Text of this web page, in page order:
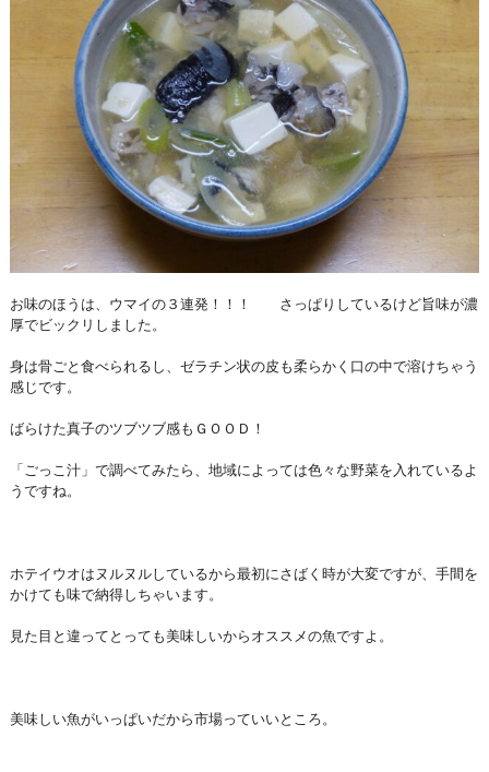
お味のほうは、ウマイの３連発！！！ さっぱりしているけど旨味が濃
厚でビックリしました。
身は骨ごと食べられるし、ゼラチン状の皮も柔らかく口の中で溶けちゃう
感じです。
ばらけた真子のツブツブ感もＧＯＯＤ！
「ごっこ汁」で調べてみたら、地域によっては色々な野菜を入れているよ
うですね。
ホテイウオはヌルヌルしているから最初にさばく時が大変ですが、手間を
かけても味で納得しちゃいます。
見た目と違ってとっても美味しいからオススメの魚ですよ。
美味しい魚がいっぱいだから市場っていいところ。